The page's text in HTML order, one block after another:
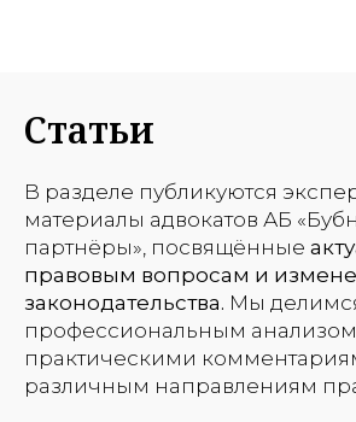
Статьи
В разделе публикуются
материалы адвокатов АБ
партнёры», посвящённые
правовым вопросам и
законодательства. Мы
профессиональным
практическими
различным направлениям